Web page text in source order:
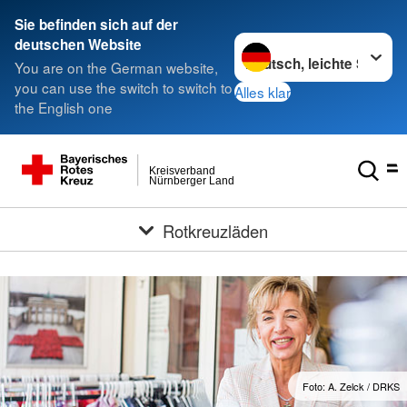
Sie befinden sich auf der
deutschen Website
You are on the German website,
you can use the switch to switch to
the English one
Sprache wechseln zu
Alles klar
Nürnberger Land
Kreisverband
Rotkreuzläden
Foto: A. Zelck / DRKS